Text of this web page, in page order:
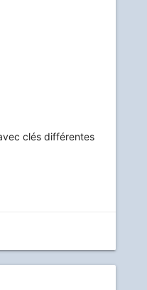
clés différentes